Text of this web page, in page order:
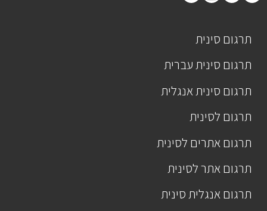
תרגום סינית
תרגום סינית עברית
תרגום סינית אנגלית
תרגום לסינית
תרגום אתרים לסינית
תרגום אתר לסינית
תרגום אנגלית סינית